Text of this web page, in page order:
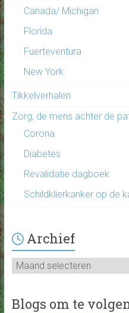
Canada/ Michigan
Florida
Fuerteventura
New York
Tikkelverhalen
Zorg, de mens achter de
Corona
Diabetes
Revalidatie dagboek
Schildklierkanker op de
Archief
Archief
Blogs om te